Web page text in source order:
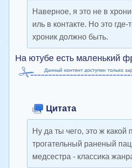
Наверное, я это не в
иль в контакте. Но это
хроник должно быть.
На ютубе есть маленький
Цитата
Ну да ты чего, это ж какой
трогательный раненый
медсестра - классика